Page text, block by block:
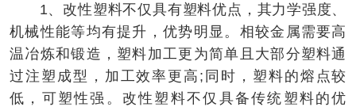
1、改性塑料不仅具有塑料优点，其力学强度、
机械性能等均有提升，优势明显。相较金属需要高
温冶炼和锻造，塑料加工更为简单且大部分塑料通
过注塑成型，加工效率更高;同时，塑料的熔点较
低，可塑性强。改性塑料不仅具备传统塑料的优